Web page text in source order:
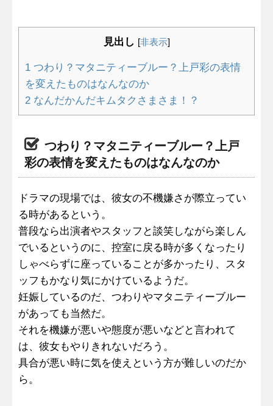
見出し [非表示]
1 つわり？マタニティーブルー？上戸彩の表情
を変えたものはなんなのか
2 なんだかんだキムタクさまさま！？
つわり？マタニティーブルー？上戸
彩の表情を変えたものはなんなのか
ドラマの現場では、彼女の不機嫌さが際立ってい
る時があるという。
普段なら出演者やスタッフと談笑しながら楽しん
でいるというのに、控室に戻る時が多くなったり
しゃべらずに座っていることが多かったり、スタ
ッフもかなり気にかけているようだ。
妊娠しているのだ、つわりやマタニティーブルー
があっても当然だ。
それを機嫌が悪いや態度が悪いなどと言われて
は、彼女もやりきれないだろう。
具合が悪い時に気を使えという方が難しいのだか
ら。